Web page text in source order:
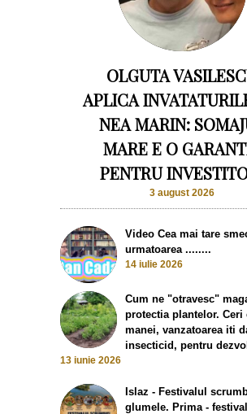
OLGUTA
APLICA
NEA MARIN:
MARE E O
PENTRU
3 august 2026
Video Cea mai tare
urmatoarea ........
14 iulie 2026
Cum ne "otravesc"
protectia plantelor. Ceri
manei, vanzatoarea iti
insecticid, pentru
13 iunie 2026
Islaz - Festivalul
glumele. Prima -